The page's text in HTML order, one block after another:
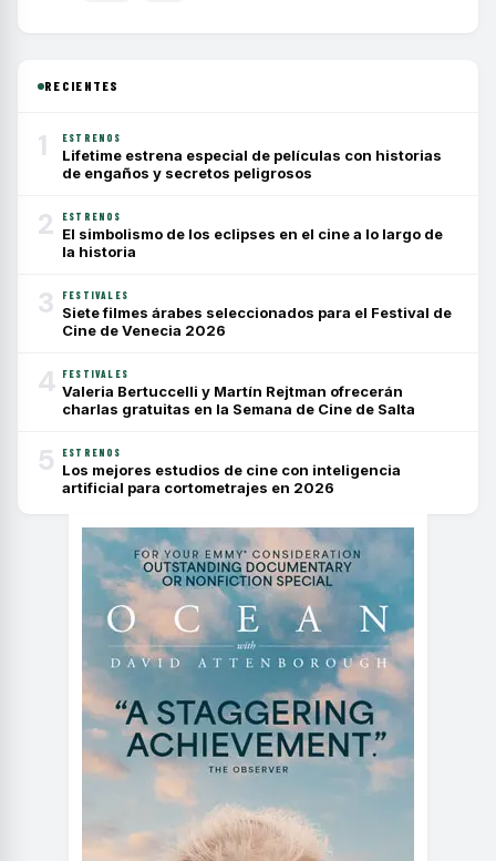
RECIENTES
1 ESTRENOS
Lifetime estrena especial de películas con historias
de engaños y secretos peligrosos
2 ESTRENOS
El simbolismo de los eclipses en el cine a lo largo de
la historia
3 FESTIVALES
Siete filmes árabes seleccionados para el Festival de
Cine de Venecia 2026
4 FESTIVALES
Valeria Bertuccelli y Martín Rejtman ofrecerán
charlas gratuitas en la Semana de Cine de Salta
5 ESTRENOS
Los mejores estudios de cine con inteligencia
artificial para cortometrajes en 2026